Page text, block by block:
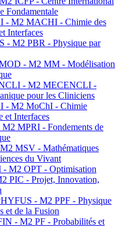
Fondamentale
- M2 MACHI - Chimie des
Interfaces
- M2 PBR - Physique par
- M2 MM - Modélisation
- M2 MECENCLI -
pour les Cliniciens
- M2 MoChI - Chimie
et Interfaces
MPRI - Fondements de
MSV - Mathématiques
du Vivant
M2 OPT - Optimisation
PIC - Projet, Innovation,
- M2 PPF - Physique
et de la Fusion
- M2 PF - Probabilités et